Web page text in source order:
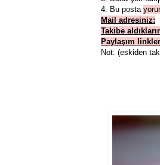
4. Bu posta
Mail adresiniz:
Takibe
Paylaşım
Not: (eskiden